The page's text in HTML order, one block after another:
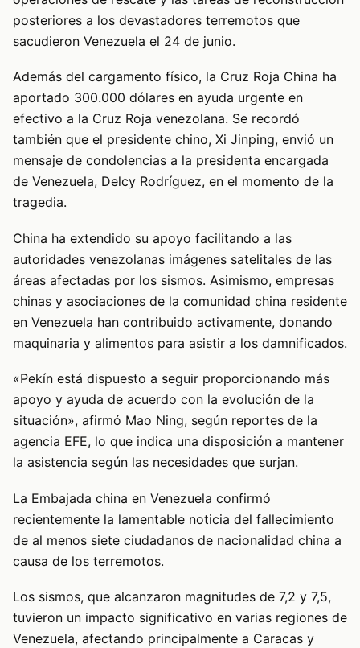
posteriores a los devastadores terremotos que
sacudieron Venezuela el 24 de junio.
Además del cargamento físico, la Cruz Roja China ha
aportado 300.000 dólares en ayuda urgente en
efectivo a la Cruz Roja venezolana. Se recordó
también que el presidente chino, Xi Jinping, envió un
mensaje de condolencias a la presidenta encargada
de Venezuela, Delcy Rodríguez, en el momento de la
tragedia.
China ha extendido su apoyo facilitando a las
autoridades venezolanas imágenes satelitales de las
áreas afectadas por los sismos. Asimismo, empresas
chinas y asociaciones de la comunidad china residente
en Venezuela han contribuido activamente, donando
maquinaria y alimentos para asistir a los damnificados.
«Pekín está dispuesto a seguir proporcionando más
apoyo y ayuda de acuerdo con la evolución de la
situación», afirmó Mao Ning, según reportes de la
agencia EFE, lo que indica una disposición a mantener
la asistencia según las necesidades que surjan.
La Embajada china en Venezuela confirmó
recientemente la lamentable noticia del fallecimiento
de al menos siete ciudadanos de nacionalidad china a
causa de los terremotos.
Los sismos, que alcanzaron magnitudes de 7,2 y 7,5,
tuvieron un impacto significativo en varias regiones de
Venezuela, afectando principalmente a Caracas y